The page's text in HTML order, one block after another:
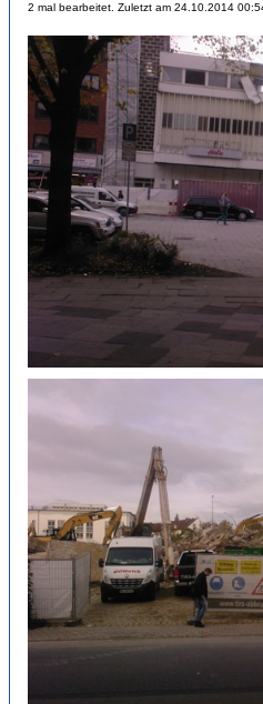
2 mal bearbeitet. Zuletzt am 24.10.2014